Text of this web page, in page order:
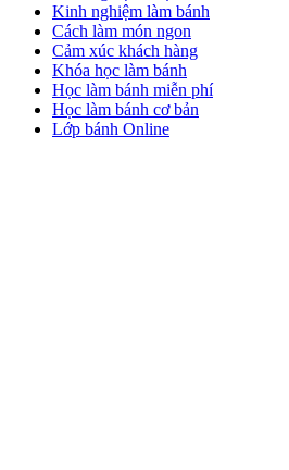
Kinh nghiệm làm bánh
Cách làm món ngon
Cảm xúc khách hàng
Khóa học làm bánh
Học làm bánh miễn phí
Học làm bánh cơ bản
Lớp bánh Online